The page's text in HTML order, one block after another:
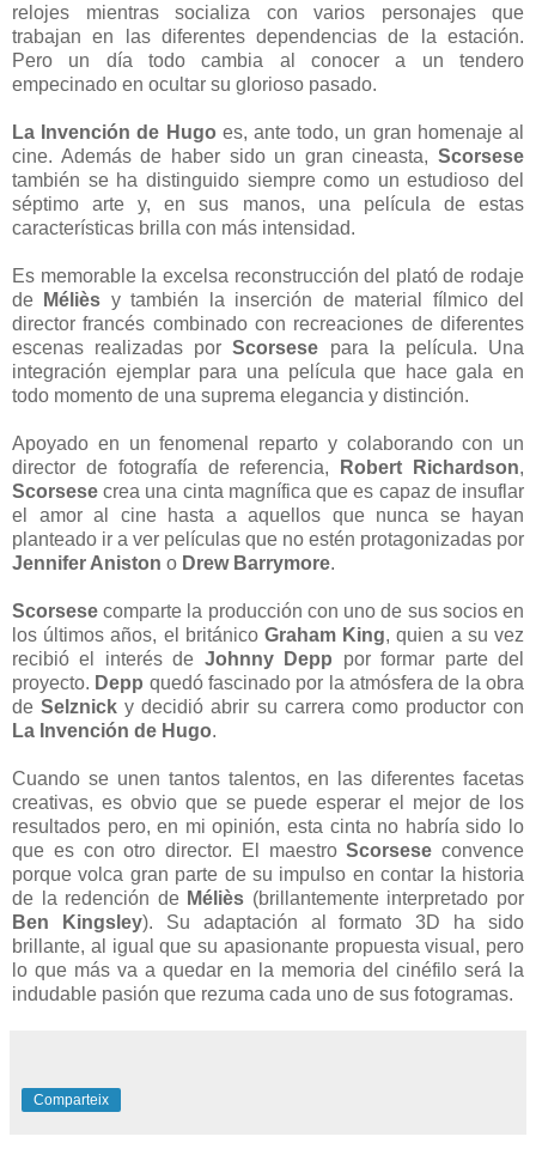
relojes mientras socializa con varios personajes que
trabajan en las diferentes dependencias de la estación.
Pero un día todo cambia al conocer a un tendero
empecinado en ocultar su glorioso pasado.
La Invención de Hugo es, ante todo, un gran homenaje al
cine. Además de haber sido un gran cineasta, Scorsese
también se ha distinguido siempre como un estudioso del
séptimo arte y, en sus manos, una película de estas
características brilla con más intensidad.
Es memorable la excelsa reconstrucción del plató de rodaje
de
Méliès y también la inserción de material fílmico del
director francés combinado con recreaciones de diferentes
escenas realizadas porScorsese para la película. Una
integración ejemplar para una película que hace gala en
todo momento de una suprema elegancia y distinción.
Apoyado en un fenomenal reparto y colaborando con un
director de fotografía de referencia,
Robert Richardson,
Scorsese crea una cinta magnífica que es capaz de insuflar
el amor al cine hasta a aquellos que nunca se hayan
planteado ir a ver películas que no estén protagonizadas por
Jennifer Aniston o Drew Barrymore.
Scorsese comparte la producción con uno de sus socios en
los últimos años, el británico Graham King, quien a su vez
recibió el interés de Johnny Depp por formar parte del
proyecto. Depp quedó fascinado por la atmósfera de la obra
deSelznick y decidió abrir su carrera como productor con
La Invención de Hugo.
Cuando se unen tantos talentos, en las diferentes facetas
creativas, es obvio que se puede esperar el mejor de los
resultados pero, en mi opinión, esta cinta no habría sido lo
que es con otro director. El maestroScorsese convence
porque volca gran parte de su impulso en contar la historia
de la redención de Méliès (brillantemente interpretado por
Ben Kingsley). Su adaptación al formato 3D ha sido
brillante, al igual que su apasionante propuesta visual, pero
lo que más va a quedar en la memoria del cinéfilo será la
indudable pasión que rezuma cada uno de sus fotogramas.
Comparteix